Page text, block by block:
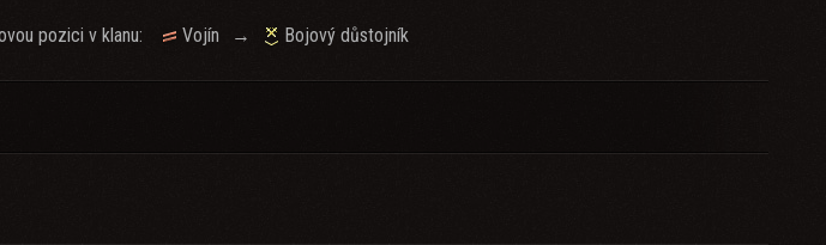
pozici v klanu: Vojín → Bojový důstojník